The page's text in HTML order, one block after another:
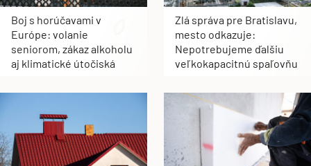
Boj s horúčavami v
Európe: volanie
seniorom, zákaz alkoholu
aj klimatické útočiská
Zlá správa pre Bratislavu,
mesto odkazuje:
Nepotrebujeme ďalšiu
veľkokapacitnú spaľovňu